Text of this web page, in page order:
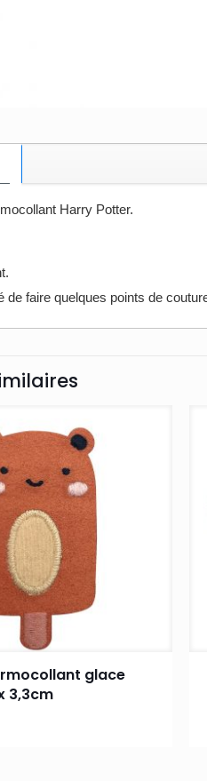
Harry Potter.
de faire quelques points de
glace
3,3cm